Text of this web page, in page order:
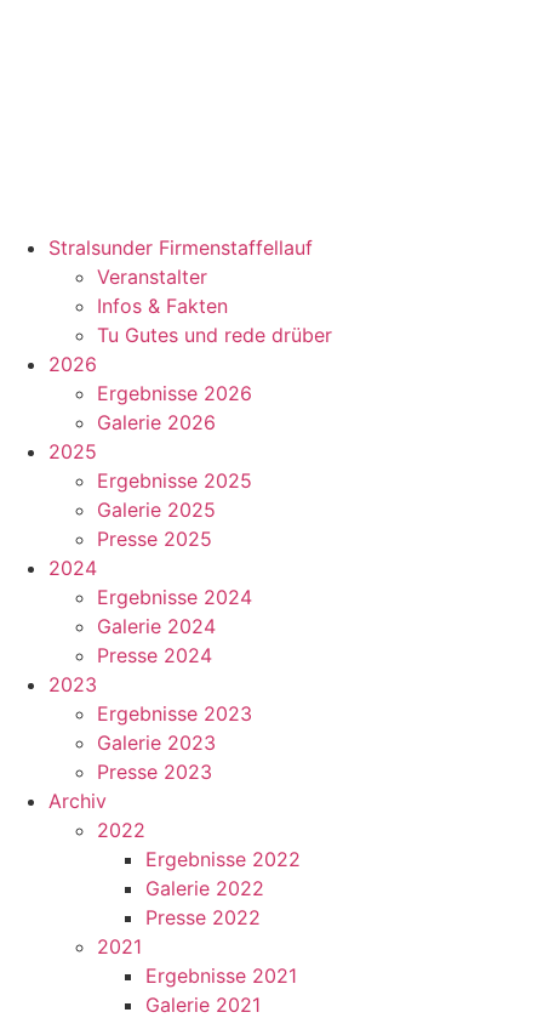
Stralsunder Firmenstaffellauf
Veranstalter
Infos & Fakten
Tu Gutes und rede drüber
2026
Ergebnisse 2026
Galerie 2026
2025
Ergebnisse 2025
Galerie 2025
Presse 2025
2024
Ergebnisse 2024
Galerie 2024
Presse 2024
2023
Ergebnisse 2023
Galerie 2023
Presse 2023
Archiv
2022
Ergebnisse 2022
Galerie 2022
Presse 2022
2021
Ergebnisse 2021
Galerie 2021